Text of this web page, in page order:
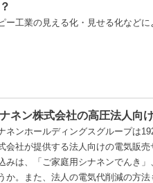
ー工業の見える化・見せる化など
ネン株式会社の高圧法人向
ネンホールディングスグループは
会社が提供する法人向けの電気販
みは、「ご家庭用シナネンでんき
か。また、法人の電気代削減の方法